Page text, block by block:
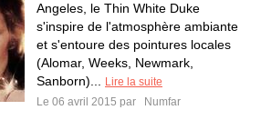
Angeles, le Thin White Duke
s'inspire de l'atmosphère ambiante
et s'entoure des pointures locales
(Alomar, Weeks, Newmark,
Sanborn)...
Lire la suite
Le 06 avril 2015 par
Numfar